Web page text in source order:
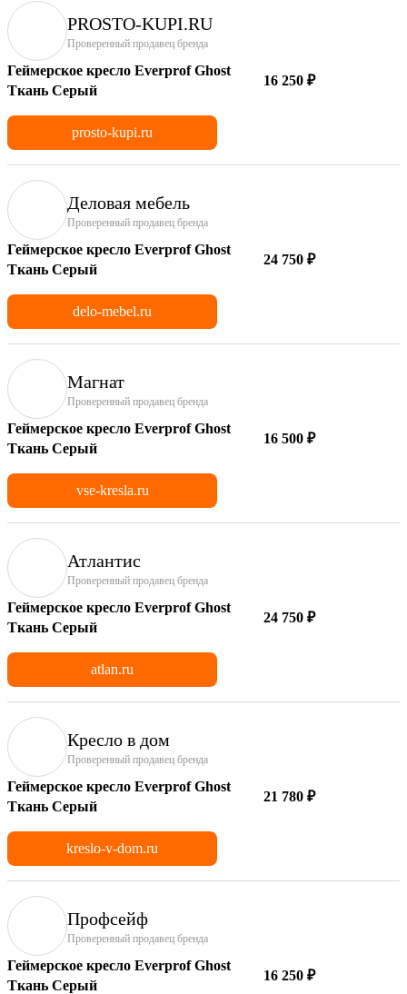
PROSTO-KUPI.RU
Проверенный продавец бренда
Геймерское кресло Everprof Ghost
Ткань Серый
16 250 ₽
prosto-kupi.ru
Деловая мебель
Проверенный продавец бренда
Геймерское кресло Everprof Ghost
Ткань Серый
24 750 ₽
delo-mebel.ru
Магнат
Проверенный продавец бренда
Геймерское кресло Everprof Ghost
Ткань Серый
16 500 ₽
vse-kresla.ru
Атлантис
Проверенный продавец бренда
Геймерское кресло Everprof Ghost
Ткань Серый
24 750 ₽
atlan.ru
Кресло в дом
Проверенный продавец бренда
Геймерское кресло Everprof Ghost
Ткань Серый
21 780 ₽
kreslo-v-dom.ru
Профсейф
Проверенный продавец бренда
Геймерское кресло Everprof Ghost
Ткань Серый
16 250 ₽